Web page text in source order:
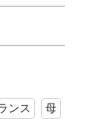
ンス 母